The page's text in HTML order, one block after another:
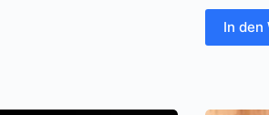
In den